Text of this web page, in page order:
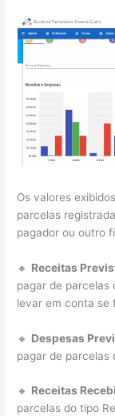
Os valores
parcelas
pagador ou outro
🔸 Receitas
pagar de parcelas
levar em conta se
🔸 Despesas
pagar de parcelas
🔸 Receitas
parcelas do tipo